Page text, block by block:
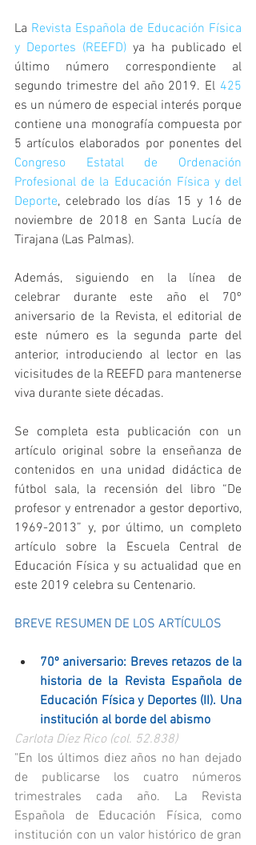
La Revista Española de Educación Física
y Deportes (REEFD) ya ha publicado el
último número correspondiente al
segundo trimestre del año 2019. El 425
es un número de especial interés porque
contiene una monografía compuesta por
Congreso Estatal de Ordenación
Profesional de la Educación Física y del
Deporte, celebrado los días 15 y 16 de
noviembre de 2018 en Santa Lucía de
Tirajana (Las Palmas).
Además, siguiendo en la línea de
celebrar durante este año el 70º
aniversario de la Revista, el editorial de
este número es la segunda parte del
anterior, introduciendo al lector en las
vicisitudes de la REEFD para mantenerse
viva durante siete décadas.
Se completa esta publicación con un
artículo original sobre la enseñanza de
contenidos en una unidad didáctica de
fútbol sala, la recensión del libro “De
profesor y entrenador a gestor deportivo,
1969-2013” y, por último, un completo
artículo sobre la Escuela Central de
Educación Física y su actualidad que en
este 2019 celebra su Centenario.
BREVE RESUMEN DE LOS ARTÍCULOS
70º aniversario: Breves retazos de la
historia de la Revista Española de
Educación Física y Deportes (II). Una
institución al borde del abismo
Carlota Díez Rico (col. 52.838)
"En los últimos diez años no han dejado
de publicarse los cuatro números
trimestrales cada año. La Revista
Española de Educación Física, como
institución con un valor histórico de gran